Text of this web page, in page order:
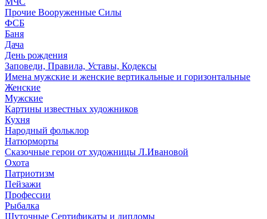
Прочие Вооруженные Силы
ФСБ
Баня
Дача
День рождения
Заповеди, Правила, Уставы, Кодексы
Имена мужские и женские вертикальные и горизонтальные
Женские
Мужские
Картины известных художников
Кухня
Народный фольклор
Натюрморты
Сказочные герои от художницы Л.Ивановой
Охота
Патриотизм
Пейзажи
Профессии
Рыбалка
Шуточные Сертификаты и дипломы